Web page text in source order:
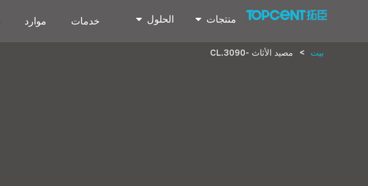
منتجات الحلول خدمات موارد
بيت > مصيد الأثاث -CL.3090